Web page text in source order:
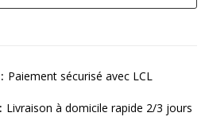
Paiement sécurisé avec LCL
Livraison à domicile rapide 2/3 jours